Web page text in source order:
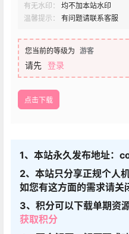
有无水印：
均不加本站水印
温馨提示：
有问题请联系客服
您当前的等级为 游客
请先 登录
点击下载
1、本站永久发布地址：
2、本站只分享正规个人
如您有这方面的需求请关
3、积分可以下载单期资
获取积分